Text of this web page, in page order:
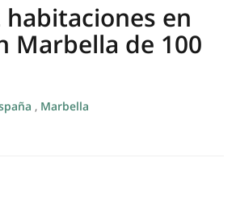
habitaciones en
Marbella de 100
, Marbella